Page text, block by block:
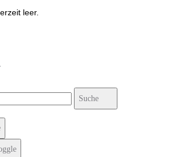
leer.
Suche